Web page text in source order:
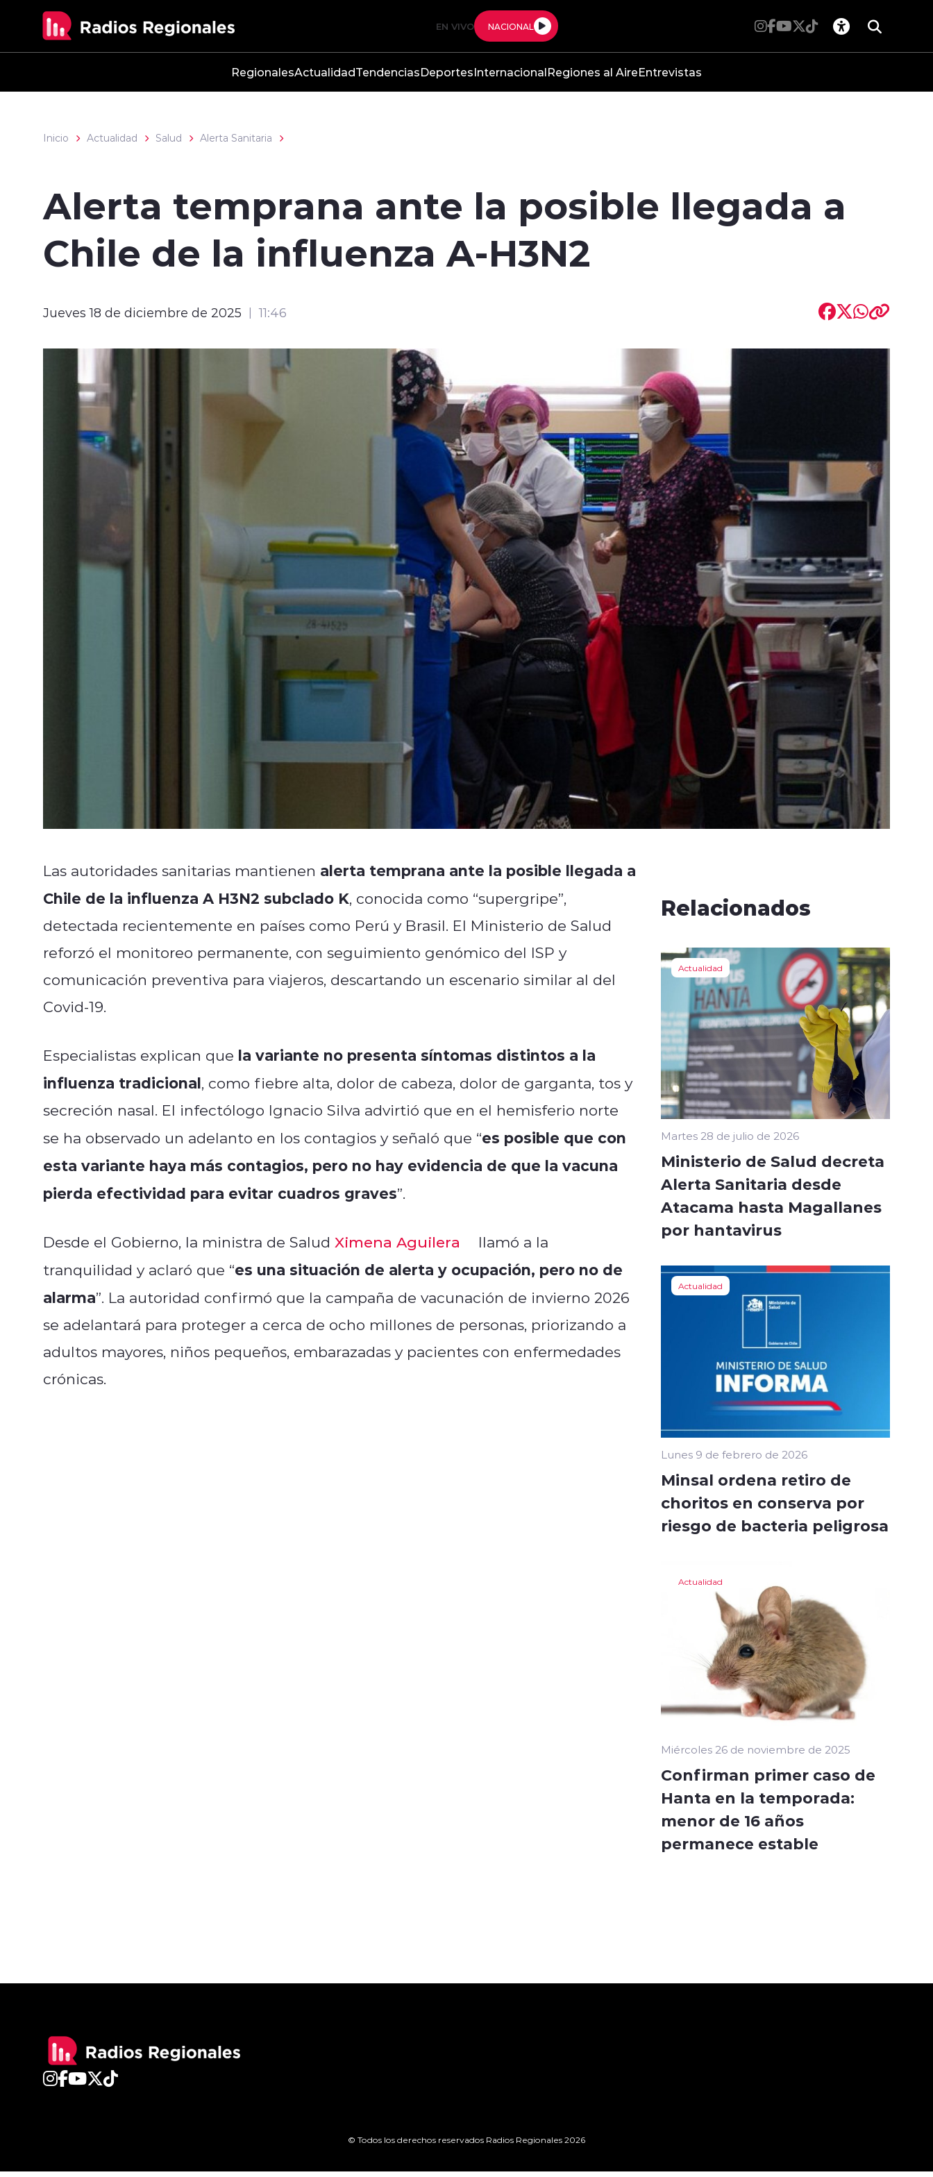
EN VIVO NACIONAL
RegionalesActualidadTendenciasDeportesInternacionalRegiones al AireEntrevistas
Inicio Actualidad Salud Alerta Sanitaria
Alerta temprana ante la posible llegada a
Chile de la influenza A-H3N2
Jueves 18 de diciembre de 2025 11:46
Las autoridades sanitarias mantienen alerta temprana ante la posible llegada a
Chile de la influenza A H3N2 subclado K, conocida como “supergripe”,
detectada recientemente en países como Perú y Brasil. El Ministerio de Salud
reforzó el monitoreo permanente, con seguimiento genómico del ISP y
comunicación preventiva para viajeros, descartando un escenario similar al del
Covid-19.
Especialistas explican que la variante no presenta síntomas distintos a la
influenza tradicional, como fiebre alta, dolor de cabeza, dolor de garganta, tos y
secreción nasal. El infectólogo Ignacio Silva advirtió que en el hemisferio norte
se ha observado un adelanto en los contagios y señaló que “es posible que con
esta variante haya más contagios, pero no hay evidencia de que la vacuna
pierda efectividad para evitar cuadros graves”.
Desde el Gobierno, la ministra de Salud Ximena Aguilera
llamó a la
tranquilidad y aclaró que “es una situación de alerta y ocupación, pero no de
alarma”. La autoridad confirmó que la campaña de vacunación de invierno 2026
se adelantará para proteger a cerca de ocho millones de personas, priorizando a
adultos mayores, niños pequeños, embarazadas y pacientes con enfermedades
crónicas.
Relacionados
Actualidad
Martes 28 de julio de 2026
Ministerio de Salud decreta
Alerta Sanitaria desde
Atacama hasta Magallanes
por hantavirus
Actualidad
Lunes 9 de febrero de 2026
Minsal ordena retiro de
choritos en conserva por
riesgo de bacteria peligrosa
Actualidad
Miércoles 26 de noviembre de 2025
Confirman primer caso de
Hanta en la temporada:
menor de 16 años
permanece estable
© Todos los derechos reservados Radios Regionales 2026